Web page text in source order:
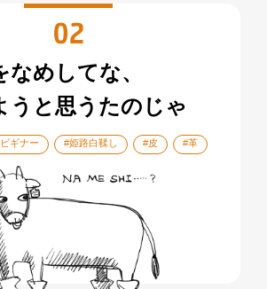
02
なめしてな、
うと思うたのじゃ
ギナー #姫路白鞣し #皮 #革